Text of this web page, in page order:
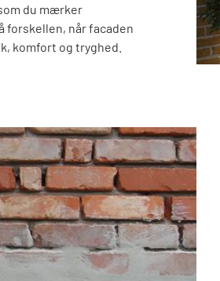
du mærker
når facaden
komfort og tryghed.